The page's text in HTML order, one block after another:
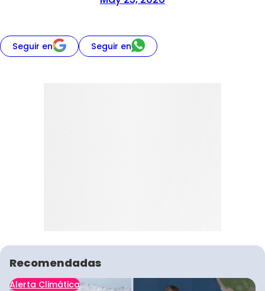
Seguir en Seguir en
Recomendadas
Alerta Climática